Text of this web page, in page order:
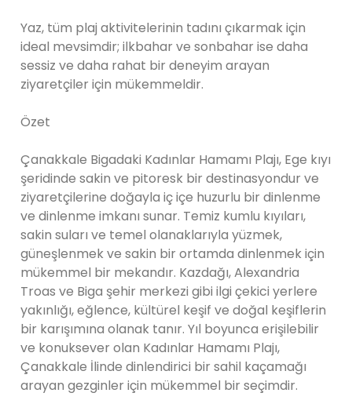
Yaz, tüm plaj aktivitelerinin tadını çıkarmak için
ideal mevsimdir; ilkbahar ve sonbahar ise daha
sessiz ve daha rahat bir deneyim arayan
ziyaretçiler için mükemmeldir.
Özet
Çanakkale Bigadaki Kadınlar Hamamı Plajı, Ege kıyı
şeridinde sakin ve pitoresk bir destinasyondur ve
ziyaretçilerine doğayla iç içe huzurlu bir dinlenme
ve dinlenme imkanı sunar. Temiz kumlu kıyıları,
sakin suları ve temel olanaklarıyla yüzmek,
güneşlenmek ve sakin bir ortamda dinlenmek için
mükemmel bir mekandır. Kazdağı, Alexandria
Troas ve Biga şehir merkezi gibi ilgi çekici yerlere
yakınlığı, eğlence, kültürel keşif ve doğal keşiflerin
bir karışımına olanak tanır. Yıl boyunca erişilebilir
ve konuksever olan Kadınlar Hamamı Plajı,
Çanakkale İlinde dinlendirici bir sahil kaçamağı
arayan gezginler için mükemmel bir seçimdir.